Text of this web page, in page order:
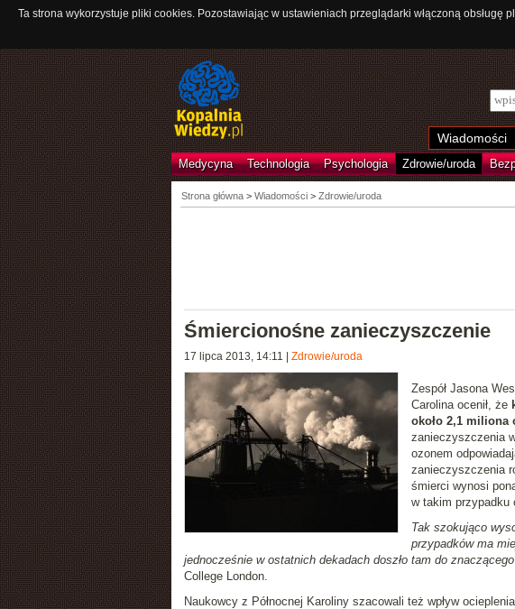
Ta strona wykorzystuje pliki cookies. Pozostawiając w ustawieniach przeglądarki włączoną
Wiadomości
Medycyna Technologia Psychologia Zdrowie/uroda
Strona główna> Wiadomości > Zdrowie/uroda
Śmiercionośne zanieczyszczenie
17 lipca 2013, 14:11 Zdrowie/uroda
Zespół Jasona
Carolina ocenił, że
około 2,1 miliona
zanieczyszczenia
ozonem
zanieczyszczenia
śmierci wynosi
w takim przypadku
Tak szokująco
przypadków ma
jednocześnie w ostatnich dekadach doszło tam do
College London.
Naukowcy z Północnej Karoliny szacowali też wpływ